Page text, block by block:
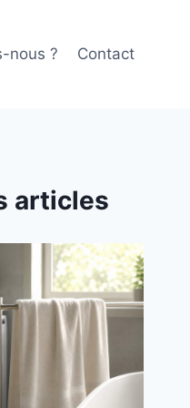
nous ? Contact
articles